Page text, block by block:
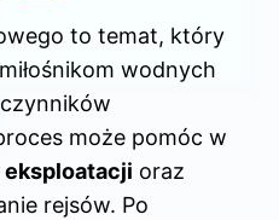
m
bl
r
k
e
dI
n
to temat, który
wodnych
może pomóc w
oraz
rejsów. Po